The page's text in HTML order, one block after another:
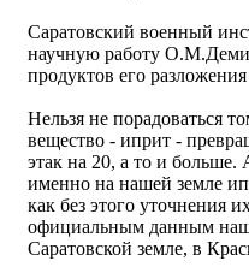
Саратовский военный
научную работу
продуктов его
Нельзя не порадоваться
вещество - иприт -
этак на 20, а то и
именно на нашей земле
как без этого уточнения
официальным данным
Саратовской земле, в